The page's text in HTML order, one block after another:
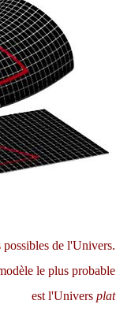
de l'Univers.
le plus probable
est l'Univers plat